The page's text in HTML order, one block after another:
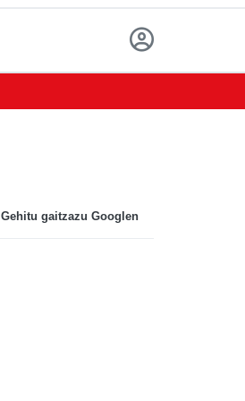
Gehitu gaitzazu Googlen